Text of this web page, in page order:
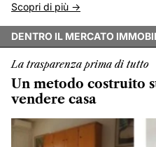
Scopri di più ->
DENTRO IL MERCATO
La trasparenza prima di tutto
Un metodo costruito
vendere casa